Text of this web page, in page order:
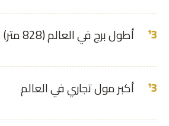
أطول برج في العالم (828 متر)
أكبر مول تجاري في العالم